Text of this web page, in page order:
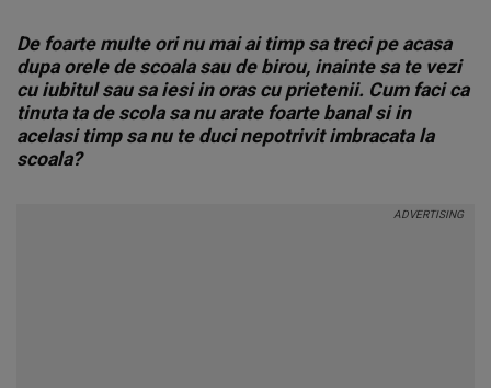
De foarte multe ori nu mai ai timp sa treci pe acasa
dupa orele de scoala sau de birou, inainte sa te vezi
cu iubitul sau sa iesi in oras cu prietenii. Cum faci ca
tinuta ta de scola sa nu arate foarte banal si in
acelasi timp sa nu te duci nepotrivit imbracata la
scoala?